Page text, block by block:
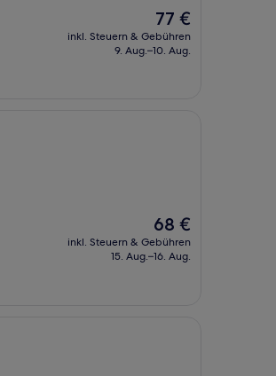
Der
Preis
beträgt
77 €
inkl. Steuern & Gebühren
9. Aug.–10. Aug.
Der
Preis
beträgt
68 €
inkl. Steuern & Gebühren
15. Aug.–16. Aug.